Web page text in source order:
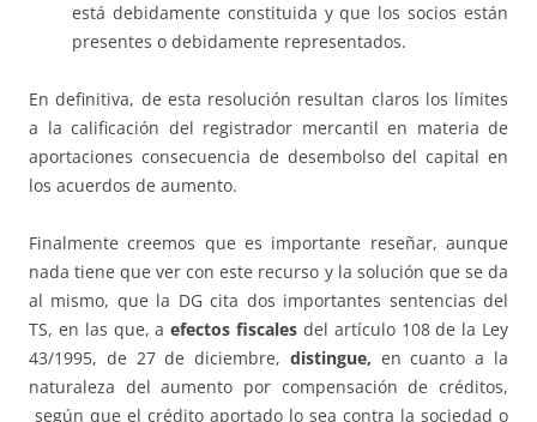
está debidamente constituida y que los socios están
presentes o debidamente representados.
En definitiva, de esta resolución resultan claros los límites
a la calificación del registrador mercantil en materia de
aportaciones consecuencia de desembolso del capital en
los acuerdos de aumento.
Finalmente creemos que es importante reseñar, aunque
nada tiene que ver con este recurso y la solución que se da
al mismo, que la DG cita dos importantes sentencias del
TS, en las que, aefectos fiscales del artículo 108 de la Ley
43/1995, de 27 de diciembre, distingue, en cuanto a la
naturaleza del aumento por compensación de créditos,
según que el crédito aportado lo sea contra la sociedad o